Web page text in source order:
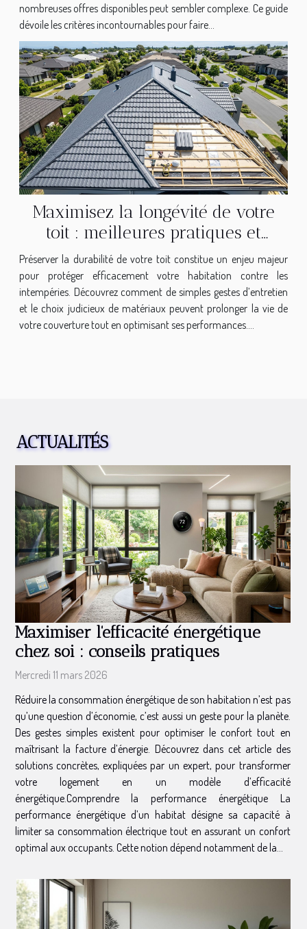
nombreuses offres disponibles peut sembler complexe. Ce guide
dévoile les critères incontournables pour faire...
Maximisez la longévité de votre
toit : meilleures pratiques et
matériaux
Préserver la durabilité de votre toit constitue un enjeu majeur
pour protéger efficacement votre habitation contre les
intempéries. Découvrez comment de simples gestes d’entretien
et le choix judicieux de matériaux peuvent prolonger la vie de
votre couverture tout en optimisant ses performances....
ACTUALITÉS
Maximiser l'efficacité énergétique
chez soi : conseils pratiques
Mercredi 11 mars 2026
Réduire la consommation énergétique de son habitation n’est pas
qu’une question d’économie, c’est aussi un geste pour la planète.
Des gestes simples existent pour optimiser le confort tout en
maîtrisant la facture d’énergie. Découvrez dans cet article des
solutions concrètes, expliquées par un expert, pour transformer
votre logement en un modèle d’efficacité
énergétique.Comprendre la performance énergétique La
performance énergétique d’un habitat désigne sa capacité à
limiter sa consommation électrique tout en assurant un confort
optimal aux occupants. Cette notion dépend notamment de la...